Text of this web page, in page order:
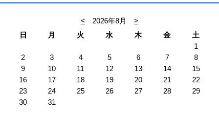
< 2026年8月
>
日
月 火 水 木 金
土
1
2
3 4 5 6 7
8
9
10 11 12 13 14
15
16
17 18 19 20 21
22
23
24 25 26 27 28
29
30
31